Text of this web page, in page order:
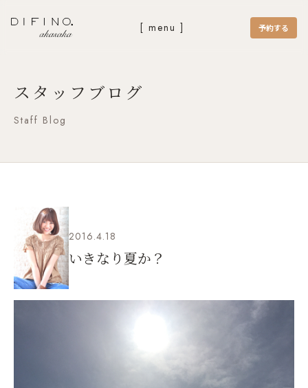
[ menu ] 予約する
スタッフブログ
Staff Blog
2016.4.18
いきなり夏か？